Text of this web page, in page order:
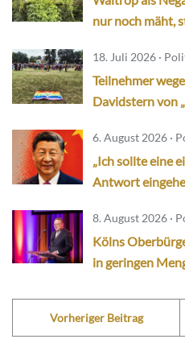
nur noch mäht,
18. Juli 2026 ·
Teilnehmer
Davidstern von
6. August 2026 ·
„Ich sollte eine
Antwort
8. August 2026 ·
Kölns
in geringen
Vorheriger Beitrag